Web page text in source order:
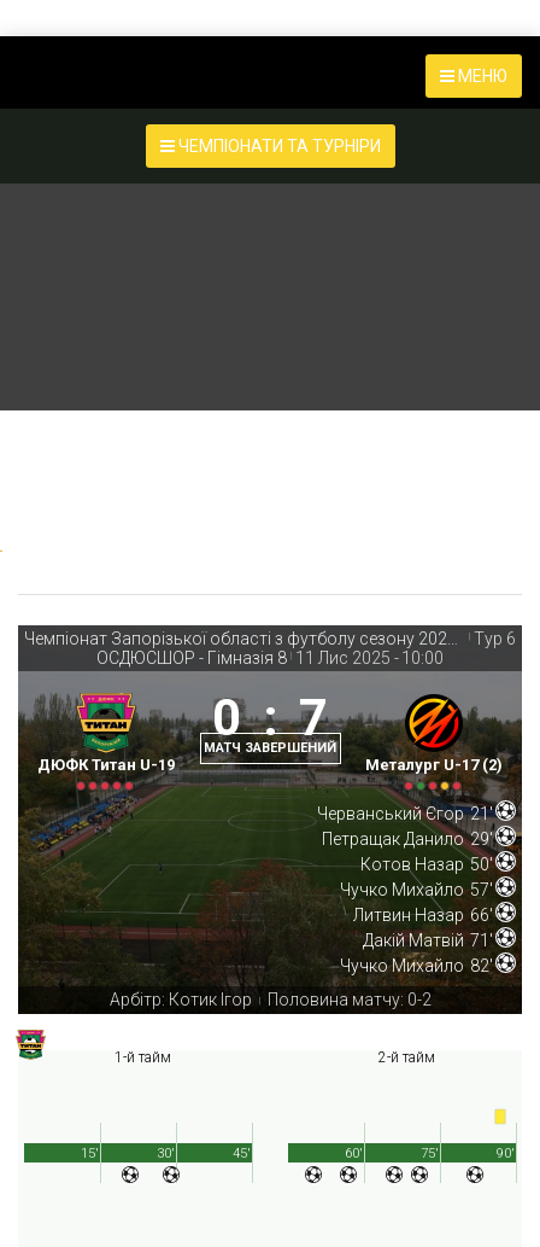
МЕНЮ
ЧЕМПІОНАТИ ТА ТУРНІРИ
| Тур 6
ОСДЮСШОР - Гімназія 8 | 11 Лис 2025 - 10:00
ДЮФК Титан U-19
0 : 7
МАТЧ ЗАВЕРШЕНИЙ
Металург U-17 (2)
Черванський Єгор 21'
Петращак Данило 29'
Котов Назар 50'
Чучко Михайло 57'
Литвин Назар 66'
Дакій Матвій 71'
Чучко Михайло 82'
Арбітр: Котик Ігор
| Половина матчу: 0-2
1-й тайм
45'
15' 30'
2-й тайм
90'
60' 75'